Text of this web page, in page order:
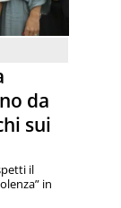
da
sui
il
in